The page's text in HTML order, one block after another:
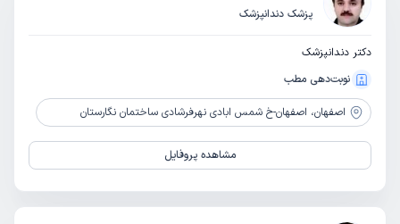
پزشک دندانپزشک
دکتر دندانپزشک
نوبت‌دهی مطب
اصفهان، اصفهان-خ شمس ابادی نهرفرشادی ساختمان نگارستان
مشاهده پروفایل